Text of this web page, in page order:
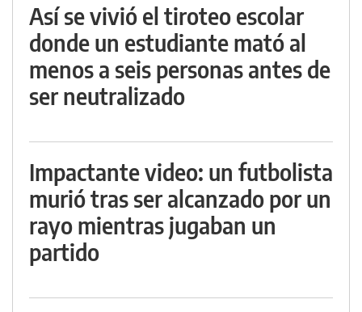
Así se vivió el tiroteo escolar
donde un estudiante mató al
menos a seis personas antes de
ser neutralizado
Impactante video: un futbolista
murió tras ser alcanzado por un
rayo mientras jugaban un
partido